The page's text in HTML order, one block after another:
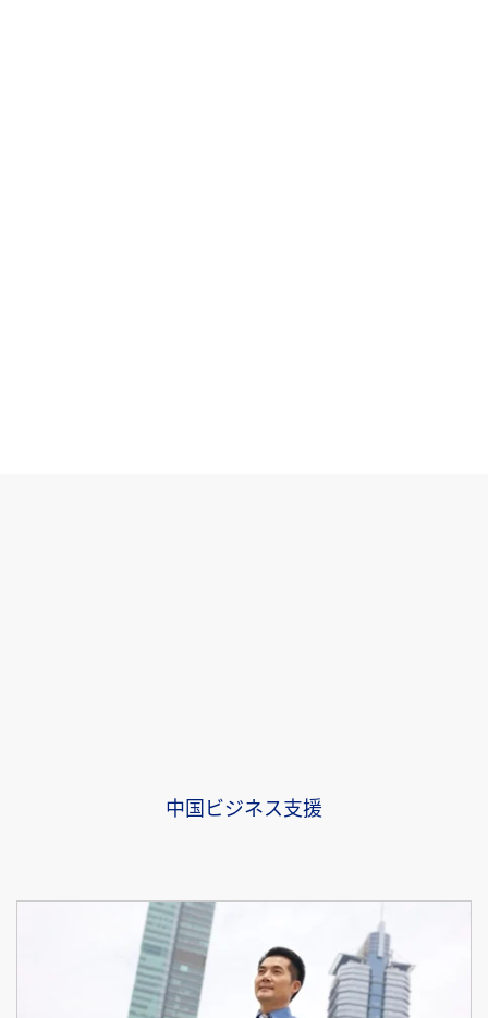
中国ビジネス支援